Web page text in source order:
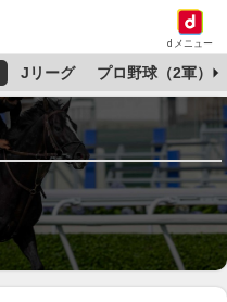
dメニュー
Jリーグ プロ野球（2軍）